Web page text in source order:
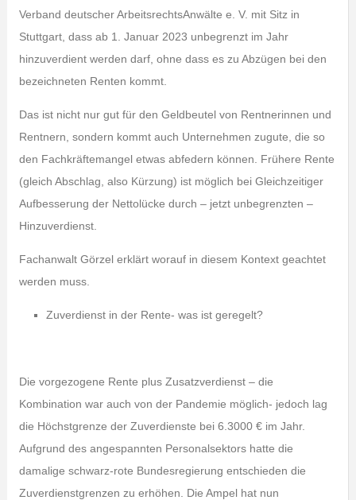
Verband deutscher ArbeitsrechtsAnwälte e. V. mit Sitz in
Stuttgart, dass ab 1. Januar 2023 unbegrenzt im Jahr
hinzuverdient werden darf, ohne dass es zu Abzügen bei den
bezeichneten Renten kommt.
Das ist nicht nur gut für den Geldbeutel von Rentnerinnen und
Rentnern, sondern kommt auch Unternehmen zugute, die so
den Fachkräftemangel etwas abfedern können. Frühere Rente
(gleich Abschlag, also Kürzung) ist möglich bei Gleichzeitiger
Aufbesserung der Nettolücke durch – jetzt unbegrenzten –
Hinzuverdienst.
Fachanwalt Görzel erklärt worauf in diesem Kontext geachtet
werden muss.
Zuverdienst in der Rente- was ist geregelt?
Die vorgezogene Rente plus Zusatzverdienst – die
Kombination war auch von der Pandemie möglich- jedoch lag
die Höchstgrenze der Zuverdienste bei 6.3000 € im Jahr.
Aufgrund des angespannten Personalsektors hatte die
damalige schwarz-rote Bundesregierung entschieden die
Zuverdienstgrenzen zu erhöhen. Die Ampel hat nun